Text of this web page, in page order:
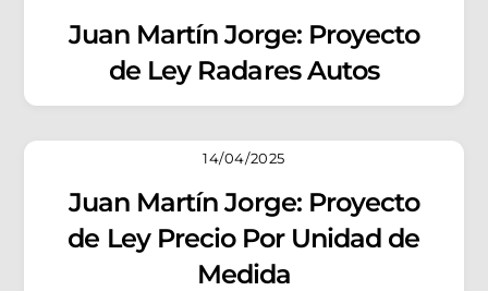
Juan Martín Jorge: Proyecto
de Ley Radares Autos
14/04/2025
Juan Martín Jorge: Proyecto
de Ley Precio Por Unidad de
Medida